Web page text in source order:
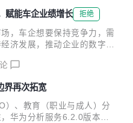
步提升应用中的音效体验。
示，了解集成效果并上手实
备 开发者提前准备音乐素
请参考“2.4”步骤转换，视
赋能车企业绩增长 拒绝
，车企想要保持竞争力，需
济发展，推动企业的数字化
后构建汽车行业专属全域数
指标体系，提升用户价值运
关键运营指标 注册、新
的运营指标，加入数据概览
界再次拓宽
）、教育（职业与成人）分
华为分析服务6.2.0版本再